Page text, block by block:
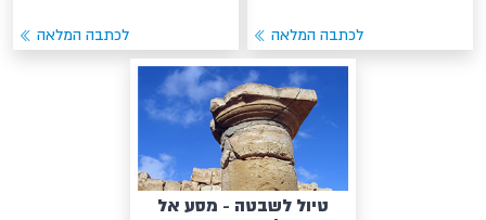
לכתבה המלאה לכתבה המלאה
טיול לשבטה - מסע אל